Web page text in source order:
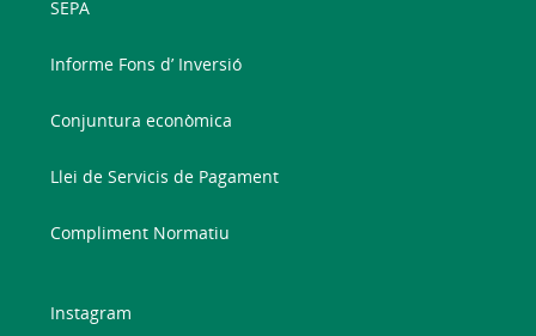
SEPA
Informe Fons d’ Inversió
Conjuntura econòmica
Llei de Servicis de Pagament
Compliment Normatiu
Instagram